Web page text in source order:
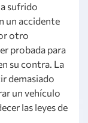
sufrido
un accidente
otro
probada para
su contra. La
demasiado
un vehículo
las leyes de